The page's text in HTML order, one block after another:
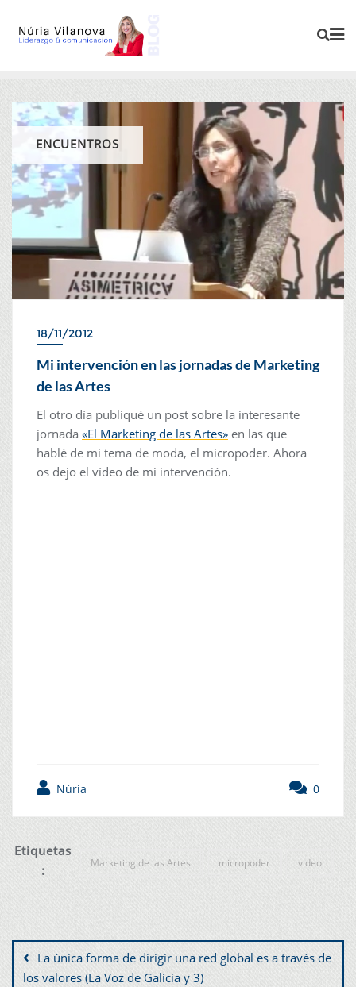
ENCUENTROS
18/11/2012
Mi intervención en las jornadas de Marketing
de las Artes
El otro día publiqué un post sobre la interesante
jornada «El Marketing de las Artes» en las que
hablé de mi tema de moda, el micropoder. Ahora
os dejo el vídeo de mi intervención.
Núria 0
Etiquetas
:
Marketing de las Artes micropoder video
La única forma de dirigir una red global es a través de
los valores (La Voz de Galicia y 3)